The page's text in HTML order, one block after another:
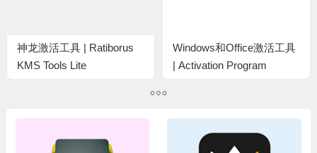
神龙激活工具 | Ratiborus
KMS Tools Lite
Windows和Office激活工具
| Activation Program